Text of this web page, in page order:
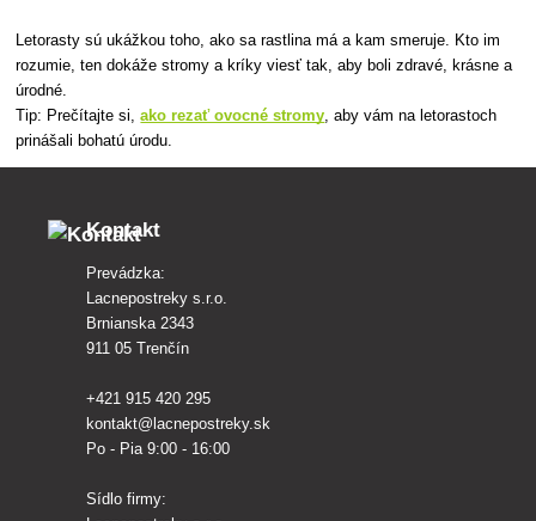
Letorasty sú ukážkou toho, ako sa rastlina má a kam smeruje. Kto im
rozumie, ten dokáže stromy a kríky viesť tak, aby boli zdravé, krásne a
úrodné.
Tip: Prečítajte si,ako rezať ovocné stromy , aby vám na letorastoch
prinášali bohatú úrodu.
Kontakt
Prevádzka:
Lacnepostreky s.r.o.
Brnianska 2343
911 05 Trenčín
+421 915 420 295
kontakt@lacnepostreky.sk
Po - Pia 9:00 - 16:00
Sídlo firmy: